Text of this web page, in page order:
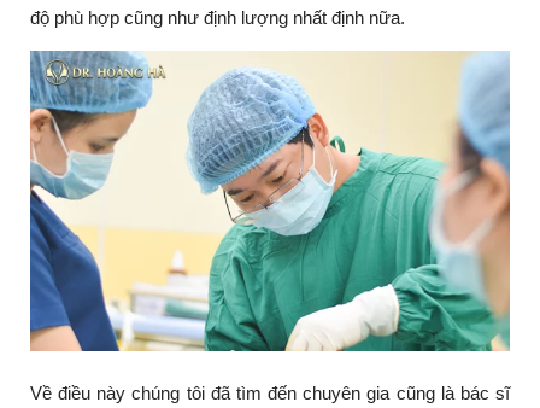
độ phù hợp cũng như định lượng nhất định nữa.
Về điều này chúng tôi đã tìm đến chuyên gia cũng là bác sĩ